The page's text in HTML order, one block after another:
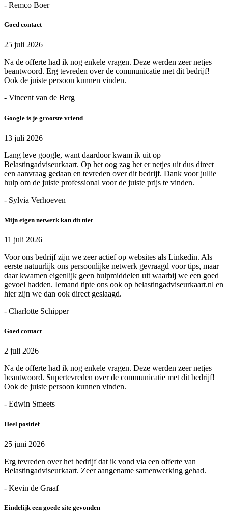
- Remco Boer
Goed contact
25 juli 2026
Na de offerte had ik nog enkele vragen. Deze werden zeer netjes
beantwoord. Erg tevreden over de communicatie met dit bedrijf!
Ook de juiste persoon kunnen vinden.
- Vincent van de Berg
Google is je grootste vriend
13 juli 2026
Lang leve google, want daardoor kwam ik uit op
Belastingadviseurkaart. Op het oog zag het er netjes uit dus direct
een aanvraag gedaan en tevreden over dit bedrijf. Dank voor jullie
hulp om de juiste professional voor de juiste prijs te vinden.
- Sylvia Verhoeven
Mijn eigen netwerk kan dit niet
11 juli 2026
Voor ons bedrijf zijn we zeer actief op websites als Linkedin. Als
eerste natuurlijk ons persoonlijke netwerk gevraagd voor tips, maar
daar kwamen eigenlijk geen hulpmiddelen uit waarbij we een goed
gevoel hadden. Iemand tipte ons ook op belastingadviseurkaart.nl en
hier zijn we dan ook direct geslaagd.
- Charlotte Schipper
Goed contact
2 juli 2026
Na de offerte had ik nog enkele vragen. Deze werden zeer netjes
beantwoord. Supertevreden over de communicatie met dit bedrijf!
Ook de juiste persoon kunnen vinden.
- Edwin Smeets
Heel positief
25 juni 2026
Erg tevreden over het bedrijf dat ik vond via een offerte van
Belastingadviseurkaart. Zeer aangename samenwerking gehad.
- Kevin de Graaf
Eindelijk een goede site gevonden